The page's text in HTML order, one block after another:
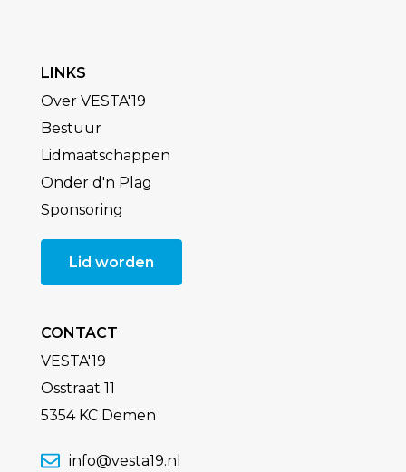
LINKS
Over VESTA'19
Bestuur
Lidmaatschappen
Onder d'n Plag
Sponsoring
Lid worden
CONTACT
VESTA'19
Osstraat 11
5354 KC Demen
info@vesta19.nl